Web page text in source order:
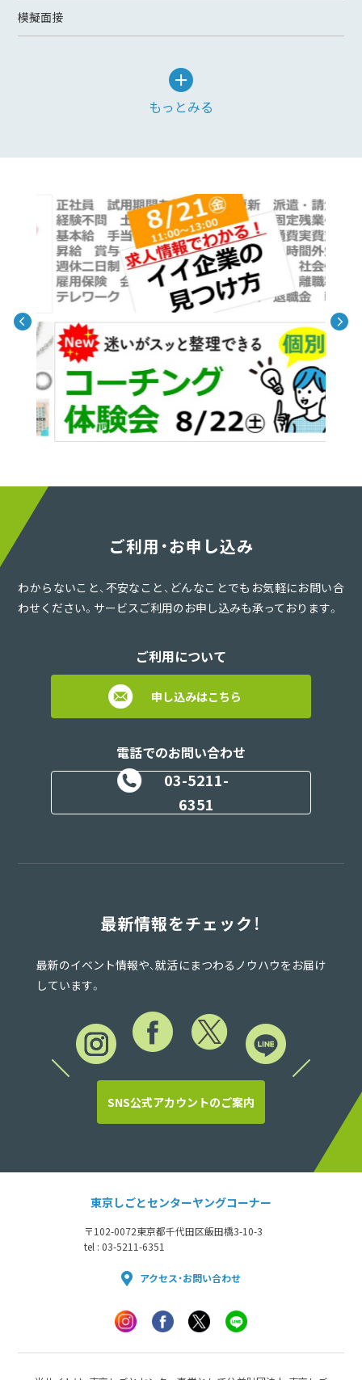
模擬面接
もっとみる
ご利用・お申し込み
わからないこと、不安なこと、どんなことでもお気軽にお問い合
わせください。サービスご利用のお申し込みも承っております。
ご利用について
申し込みはこちら
電話でのお問い合わせ
03-5211-
6351
最新情報をチェック！
最新のイベント情報や、就活にまつわるノウハウをお届け
しています。
SNS公式アカウントのご案内
東京しごとセンターヤングコーナー
〒102-0072東京都千代田区飯田橋3-10-3
tel : 03-5211-6351
アクセス・お問い合わせ